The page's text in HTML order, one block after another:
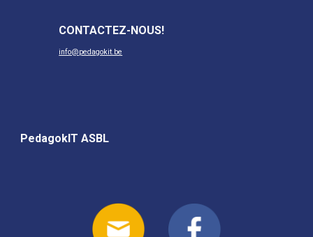
CONTACTEZ-NOUS!
info@pedagokit.be
PedagokIT ASBL